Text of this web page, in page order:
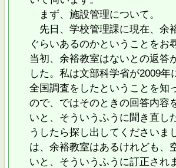
まず、施設管理について。
先日、学校管理課に現在、余
ぐらいあるのかということをお
当初、余裕教室はないとの返答
した。私は文部科学省が2009年
全国調査をしたということを知
ので、ではそのときの回答内容
いと、そういうふうに聞き直し
うしたら探し出してくださいま
は、余裕教室はあるけれども、
いと、そういうふうに訂正され